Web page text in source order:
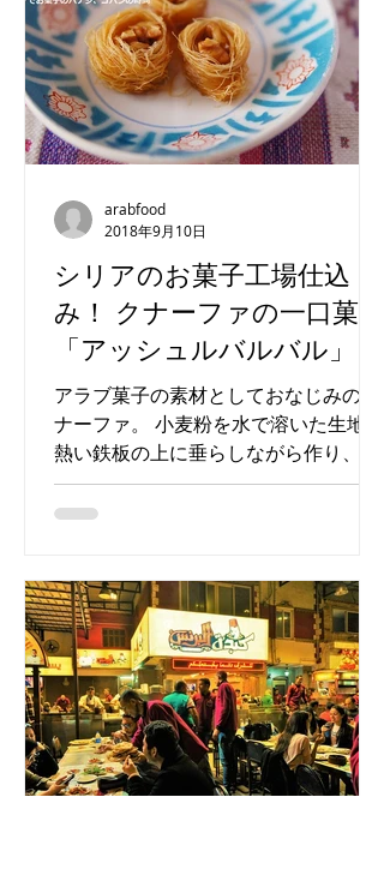
シリアの出入国の記録
2025
シリアのお菓子工場仕込
み！ クナーファの一口菓子
「アッシュルバルバル」
アラブ菓子の素材としておなじみのク
ナーファ。 小麦粉を水で溶いた生地を
熱い鉄板の上に垂らしながら作り、で
きたてはふわふわ柔らかく、滑らかな
髪の毛のよう。 この生地にナッツやク
arabfood
2018年9月10日